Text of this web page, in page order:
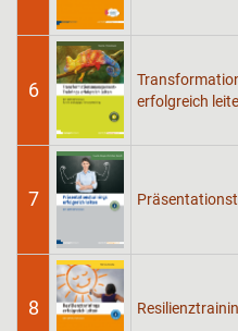
6
erfolgreich
7
8